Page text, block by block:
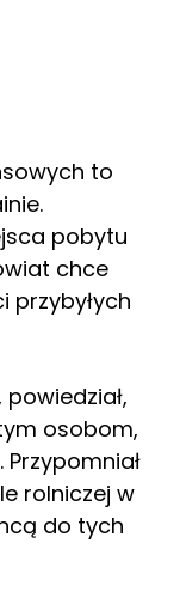
to
pobytu
chce
przybyłych
osobom,
rolniczej w
do tych